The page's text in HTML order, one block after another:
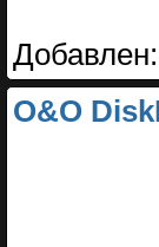
Добавлен:
O&O